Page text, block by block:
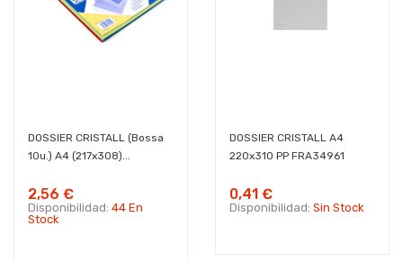
DOSSIER CRISTALL (Bossa
10u.) A4 (217x308)...
2,56 €
Disponibilidad: 44 En
Stock
DOSSIER CRISTALL A4
220x310 PP FRA34961
0,41 €
Disponibilidad: Sin Stock